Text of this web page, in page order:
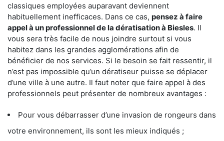
classiques employées auparavant deviennent
habituellement inefficaces. Dans ce cas, pensez à faire
appel à un professionnel de la dératisation à Biesles. Il
vous sera très facile de nous joindre surtout si vous
habitez dans les grandes agglomérations afin de
bénéficier de nos services. Si le besoin se fait ressentir, il
n’est pas impossible qu’un dératiseur puisse se déplacer
d’une ville à une autre. Il faut noter que faire appel à des
professionnels peut présenter de nombreux avantages :
Pour vous débarrasser d’une invasion de rongeurs dans
votre environnement, ils sont les mieux indiqués ;